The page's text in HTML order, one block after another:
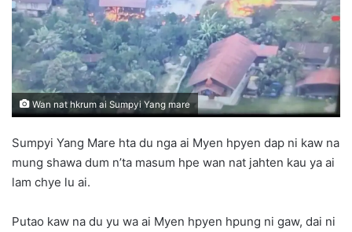
e
m
a
i
l
Wan nat hkrum ai Sumpyi Yang mare
Sumpyi Yang Mare hta du nga ai Myen hpyen dap ni kaw na
mung shawa dum n’ta masum hpe wan nat jahten kau ya ai
lam chye lu ai.
Putao kaw na du yu wa ai Myen hpyen hpung ni gaw, dai ni